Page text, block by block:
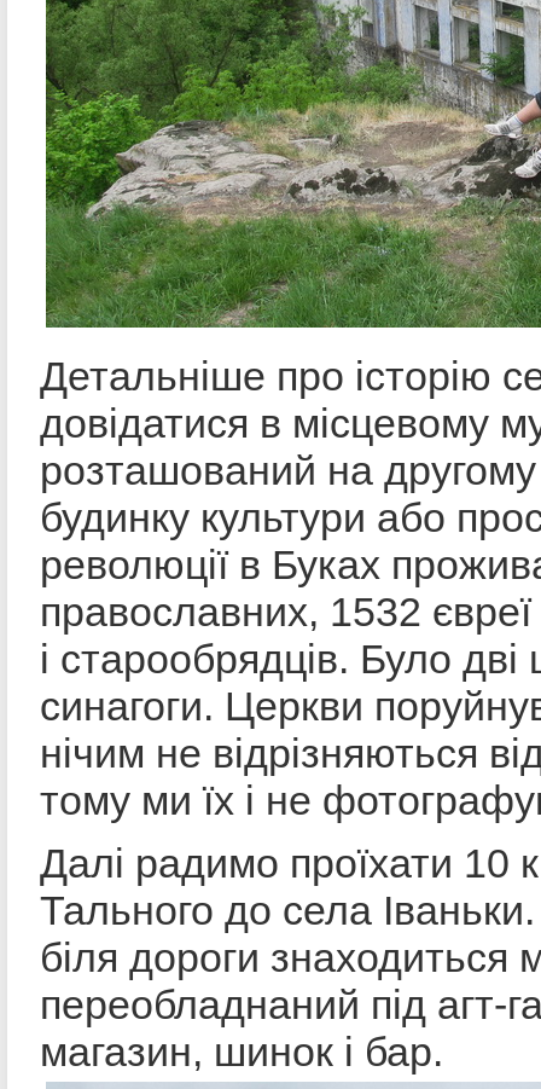
Детальніше про історію
довідатися в місцевому
розташований на другому
будинку культури або
революції в Буках
православних, 1532 євреї
і старообрядців. Було дві
синагоги. Церкви
нічим не відрізняються
тому ми їх і не
Далі радимо проїхати 10
Тального до села
біля дороги знаходиться
переобладнаний під агт-
магазин, шинок і бар.